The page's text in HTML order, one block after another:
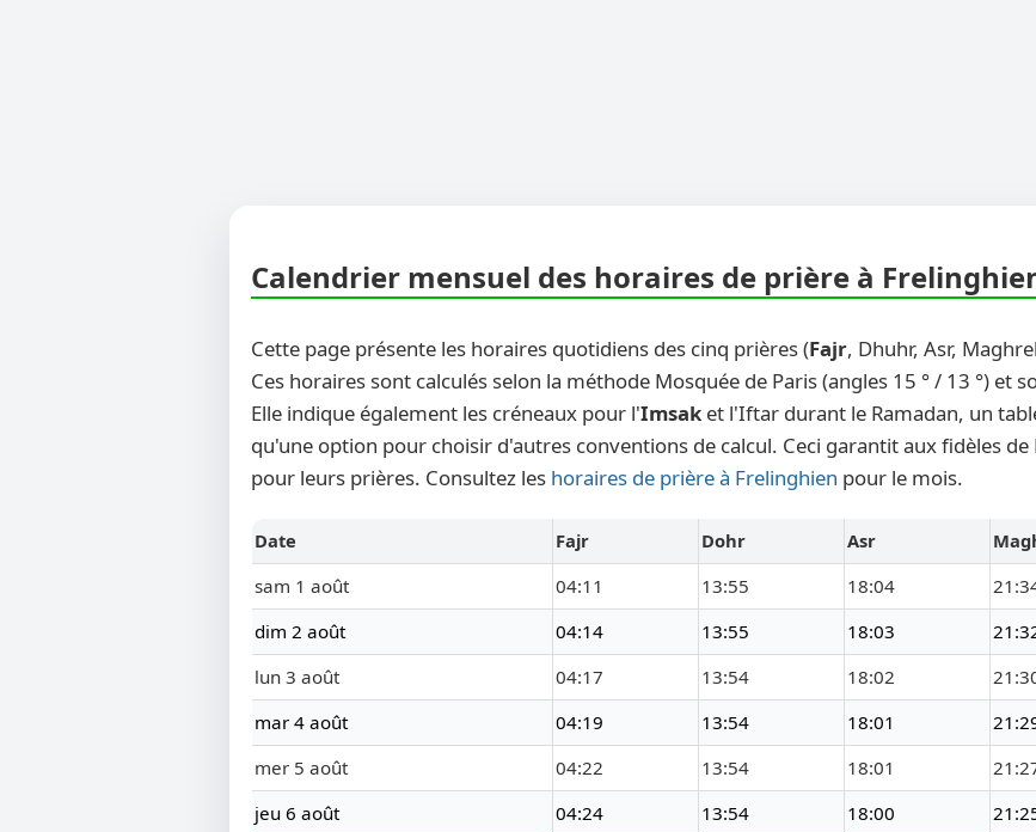
Calendrier mensuel des horaires de prière à
Cette page présente les horaires quotidiens des cinq prières (Fajr, Dhuhr, Asr,
Ces horaires sont calculés selon la méthode Mosquée de Paris (angles 15 ° / 13 °) et
Elle indique également les créneaux pour l'Imsak et l'Iftar durant le Ramadan, un
qu'une option pour choisir d'autres conventions de calcul. Ceci garantit aux fidèles
pour leurs prières. Consultez les horaires de prière à Frelinghien pour le mois.
Date Fajr Dohr Asr
sam 1 août
04:11 13:55 18:04
dim 2 août
04:14 13:55 18:03
lun 3 août
04:17 13:54 18:02
mar 4 août
04:19 13:54 18:01
mer 5 août
04:22 13:54 18:01
jeu 6 août
04:24 13:54 18:00